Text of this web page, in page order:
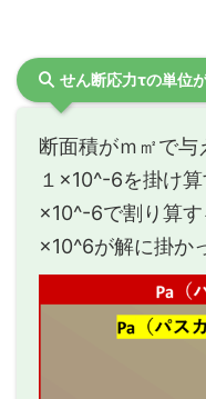
せん断応力τの単位
断面積がｍ㎡で与
１×10^-6を掛け
×10^-6で割り算
×10^6が解に掛か